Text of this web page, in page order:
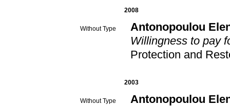
2008
Without Type
Antonopoulou
Willingness to pay
Protection and
2003
Without Type
Antonopoulou